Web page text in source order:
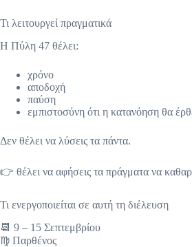
Τι λειτουργεί πραγματικά
Η Πύλη 47 θέλει:
χρόνο
αποδοχή
παύση
εμπιστοσύνη ότι η κατανόηση θα
Δεν θέλει να λύσεις τα πάντα.
👉 θέλει να αφήσεις τα πράγματα να
Τι ενεργοποιείται σε αυτή τη διέλευση
📆 9 – 15 Σεπτεμβρίου
♍ Παρθένος